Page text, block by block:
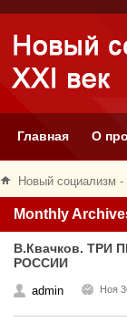
Главная О
Новый социализм -
Monthly
В.Квачков.
РОССИИ
admin Ноя